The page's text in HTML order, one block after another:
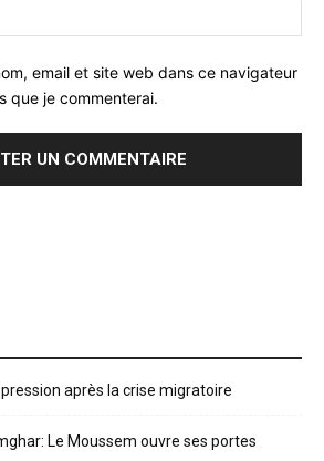
email et site web dans ce navigateur
que je commenterai.
après la crise migratoire
Le Moussem ouvre ses portes